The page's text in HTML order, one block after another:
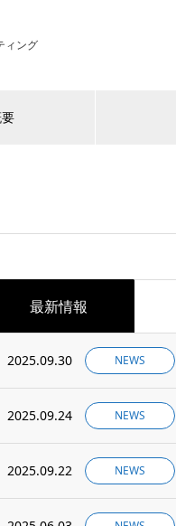
ィング
最新情報
2025.09.30 NEWS
2025.09.24 NEWS
2025.09.22 NEWS